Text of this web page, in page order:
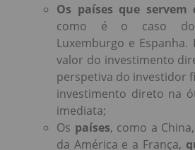
Os países que
como é o caso
Luxemburgo e Espanha.
valor do investimento
perspetiva do investidor
investimento direto na
imediata;
Os países, como a
da América e a França,